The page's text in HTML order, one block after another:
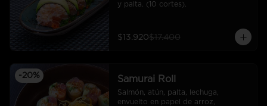
y palta. (10 cortes).
$13.920$17.400
-20% Samurai Roll
Salmón, atún, palta, lechuga,
envuelto en papel de arroz,